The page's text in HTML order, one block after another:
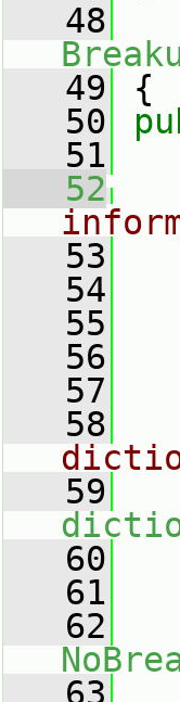
   48
   49
{
   50
   51
   52
   53
   54
   55
   56
   57
   58
   59
   60
   61
   62
   63